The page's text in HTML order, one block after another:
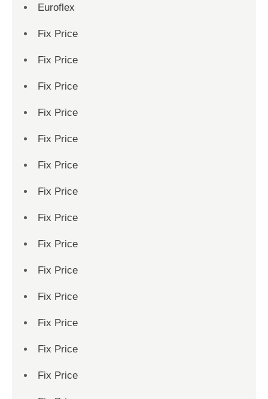
Euroflex
Fix Price
Fix Price
Fix Price
Fix Price
Fix Price
Fix Price
Fix Price
Fix Price
Fix Price
Fix Price
Fix Price
Fix Price
Fix Price
Fix Price